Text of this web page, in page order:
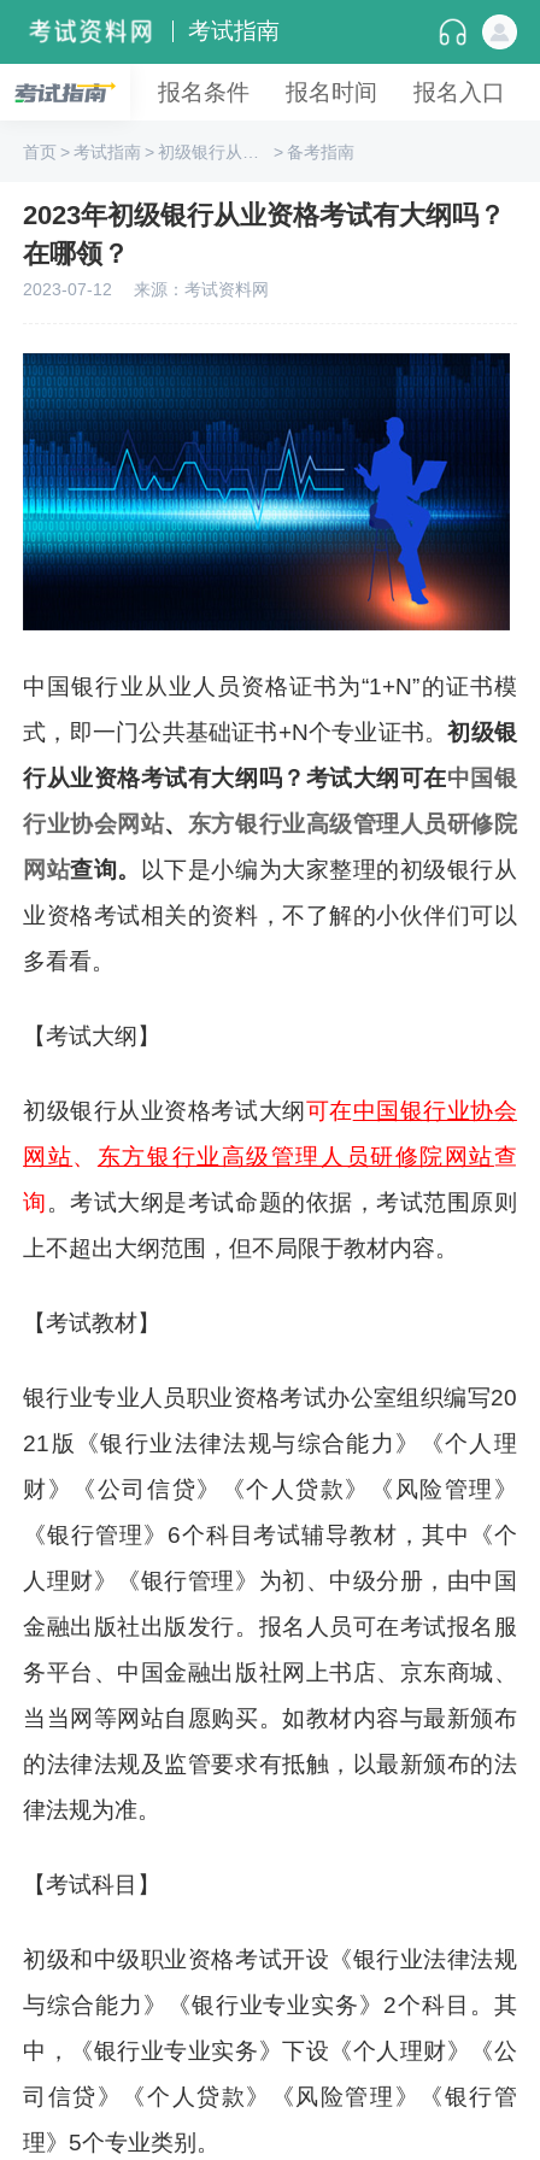
考试指南
报名条件 报名时间 报名入口
首页>考试指南> > 备考指南
2023年初级银行从业资格考试有大纲吗？
在哪领？
2023-07-12 来源：考试资料网
中国银行业从业人员资格证书为“1+N”的证书模
式，即一门公共基础证书+N个专业证书。初级银
行从业资格考试有大纲吗？考试大纲可在中国银
行业协会网站、 东方银行业高级管理人员研修院
网站查询。 以下是小编为大家整理的初级银行从
业资格考试相关的资料，不了解的小伙伴们可以
多看看。
【考试大纲】
初级银行从业资格考试大纲可在中国银行业协会
网站、 东方银行业高级管理人员研修院网站查
询。考试大纲是考试命题的依据，考试范围原则
上不超出大纲范围，但不局限于教材内容。
【考试教材】
银行业专业人员职业资格考试办公室组织编写20
21版《银行业法律法规与综合能力》《个人理
财》《公司信贷》《个人贷款》《风险管理》
《银行管理》6个科目考试辅导教材，其中《个
人理财》《银行管理》为初、中级分册，由中国
金融出版社出版发行。报名人员可在考试报名服
务平台、中国金融出版社网上书店、京东商城、
当当网等网站自愿购买。如教材内容与最新颁布
的法律法规及监管要求有抵触，以最新颁布的法
律法规为准。
【考试科目】
初级和中级职业资格考试开设《银行业法律法规
与综合能力》《银行业专业实务》2个科目。其
中，《银行业专业实务》下设《个人理财》《公
司信贷》《个人贷款》《风险管理》《银行管
理》5个专业类别。